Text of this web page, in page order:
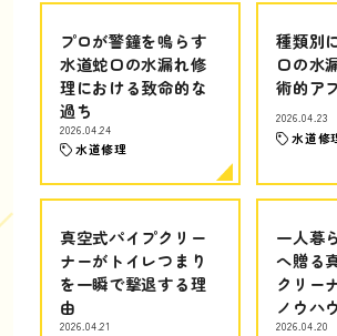
プロが警鐘を鳴らす
水道蛇口の水漏れ修
理における致命的な
過ち
2026.04.24
水道修理
種類別
口の水
術的ア
2026.04.23
水道修
真空式パイプクリー
ナーがトイレつまり
を一瞬で撃退する理
由
2026.04.21
一人暮
へ贈る
クリー
ノウハウ
2026.04.20